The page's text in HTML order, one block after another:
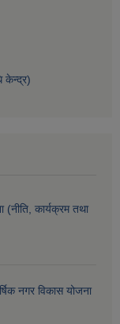
केन्द्र)
(नीति, कार्यक्रम तथा
नगर विकास योजना